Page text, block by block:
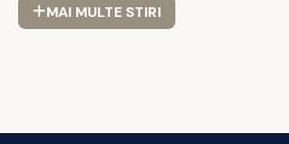
MAI MULTE STIRI